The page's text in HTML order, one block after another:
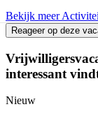
Bekijk meer
Reageer op deze
interessant
Nieuw